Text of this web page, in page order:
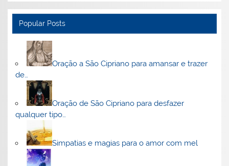
Popular Posts
Oração a São Cipriano para amansar e trazer
de…
Oração de São Cipriano para desfazer
qualquer tipo…
Simpatias e magias para o amor com mel